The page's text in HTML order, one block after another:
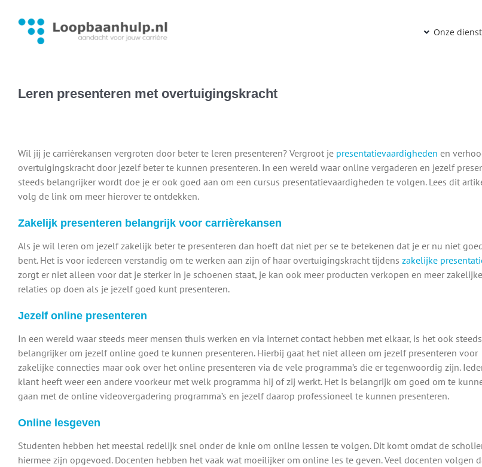
inhoud
Onze
Leren presenteren met overtuigingskracht
Wil jij je carrièrekansen vergroten door beter te leren presenteren? Vergroot je presentatievaardigheden en
overtuigingskracht door jezelf beter te kunnen presenteren. In een wereld waar online vergaderen en jezelf
steeds belangrijker wordt doe je er ook goed aan om een cursus presentatievaardigheden te volgen. Lees dit
volg de link om meer hierover te ontdekken.
Zakelijk presenteren belangrijk voor carrièrekansen
Als je wil leren om jezelf zakelijk beter te presenteren dan hoeft dat niet per se te betekenen dat je er nu niet
bent. Het is voor iedereen verstandig om te werken aan zijn of haar overtuigingskracht tijdens zakelijke
zorgt er niet alleen voor dat je sterker in je schoenen staat, je kan ook meer producten verkopen en meer zakelijke
relaties op doen als je jezelf goed kunt presenteren.
Jezelf online presenteren
In een wereld waar steeds meer mensen thuis werken en via internet contact hebben met elkaar, is het ook steeds
belangrijker om jezelf online goed te kunnen presenteren. Hierbij gaat het niet alleen om jezelf presenteren voor
zakelijke connecties maar ook over het online presenteren via de vele programma’s die er tegenwoordig zijn.
klant heeft weer een andere voorkeur met welk programma hij of zij werkt. Het is belangrijk om goed om te
gaan met de online videovergadering programma’s en jezelf daarop professioneel te kunnen presenteren.
Online lesgeven
Studenten hebben het meestal redelijk snel onder de knie om online lessen te volgen. Dit komt omdat de
hiermee zijn opgevoed. Docenten hebben het vaak wat moeilijker om online les te geven. Veel docenten volgen